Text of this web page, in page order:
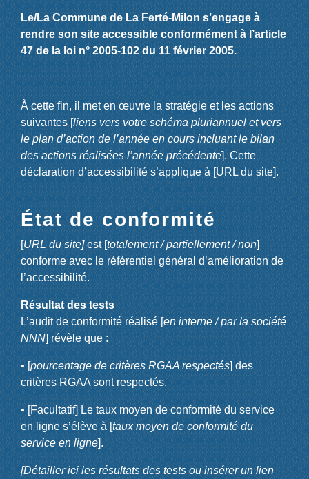
Le/La Commune de La Ferté-Milon s’engage à
rendre son site accessible conformément à l’article
47 de la loi n° 2005-102 du 11 février 2005.
À cette fin, il met en œuvre la stratégie et les actions
suivantes [liens vers votre schéma pluriannuel et vers
le plan d’action de l’année en cours incluant le bilan
des actions réalisées l’année précédente]. Cette
déclaration d’accessibilité s’applique à [URL du site].
État de conformité
[URL du site]est [totalement / partiellement / non]
conforme avec le référentiel général d’amélioration de
l’accessibilité.
Résultat des tests
L’audit de conformité réalisé [en interne / par la société
NNN] révèle que :
• [pourcentage de critères RGAA respectés] des
critères RGAA sont respectés.
• [Facultatif] Le taux moyen de conformité du service
en ligne s’élève à [taux moyen de conformité du
service en ligne].
[Détailler ici les résultats des tests ou insérer un lien